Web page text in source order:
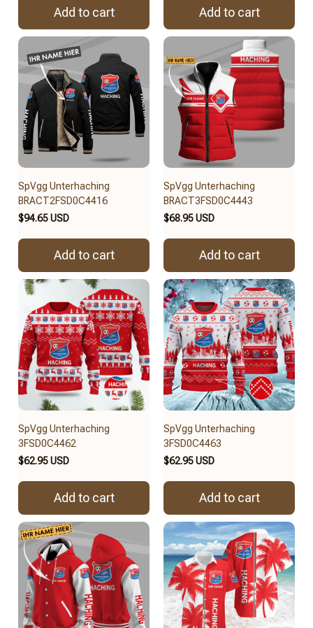
Add to cart Add to cart
SpVgg Unterhaching
BRACT2FSD0C4416
$94.65 USD
Add to cart
SpVgg Unterhaching
BRACT3FSD0C4443
$68.95 USD
Add to cart
SpVgg Unterhaching
3FSD0C4462
$62.95 USD
Add to cart
SpVgg Unterhaching
3FSD0C4463
$62.95 USD
Add to cart